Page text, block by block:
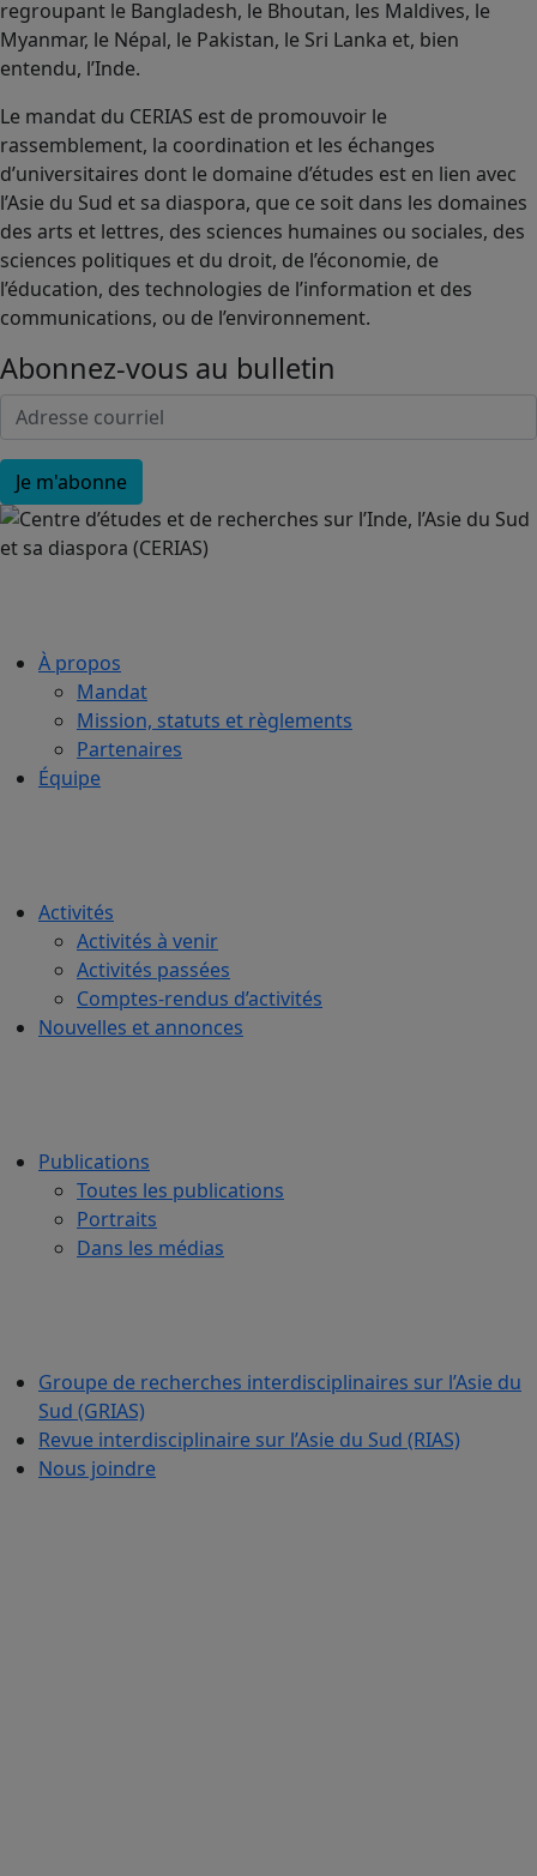
regroupant le Bangladesh, le Bhoutan, les Maldives, le
Myanmar, le Népal, le Pakistan, le Sri Lanka et, bien
entendu, l’Inde.
Le mandat du CERIAS est de promouvoir le
rassemblement, la coordination et les échanges
d’universitaires dont le domaine d’études est en lien avec
l’Asie du Sud et sa diaspora, que ce soit dans les domaines
des arts et lettres, des sciences humaines ou sociales, des
sciences politiques et du droit, de l’économie, de
l’éducation, des technologies de l’information et des
communications, ou de l’environnement.
Abonnez-vous au bulletin
À propos
Mandat
Mission, statuts et règlements
Partenaires
Équipe
Activités
Activités à venir
Activités passées
Comptes-rendus d’activités
Nouvelles et annonces
Publications
Toutes les publications
Portraits
Dans les médias
Groupe de recherches interdisciplinaires sur l’Asie du
Sud (GRIAS)
Revue interdisciplinaire sur l’Asie du Sud (RIAS)
Nous joindre